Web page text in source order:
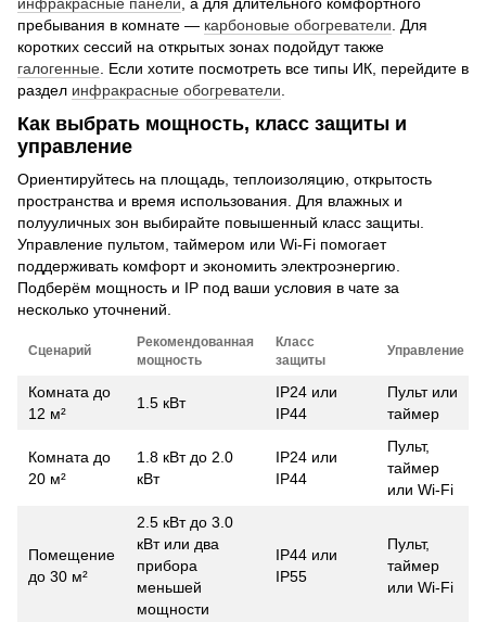
пребывания в комнате — карбоновые обогреватели . Для
коротких сессий на открытых зонах подойдут также
галогенные . Если хотите посмотреть все типы ИК, перейдите в
раздел инфракрасные обогреватели
Как выбрать мощность, класс защиты и
управление
Ориентируйтесь на площадь, теплоизоляцию, открытость
пространства и время использования. Для влажных и
полууличных зон выбирайте повышенный класс защиты.
Управление пультом, таймером или Wi-Fi помогает
поддерживать комфорт и экономить электроэнергию.
Подберём мощность и IP под ваши условия в чате за
несколько уточнений.
Сценарий
Рекомендованная
мощность
Класс
защиты
Управление
Комната до
12 м²
1.5 кВт
IP24 или
IP44
Пульт или
таймер
Комната до
20 м²
1.8 кВт до 2.0
кВт
IP24 или
IP44
Пульт,
таймер
или Wi-Fi
Помещение
до 30 м²
2.5 кВт до 3.0
кВт или два
прибора
меньшей
мощности
IP44 или
IP55
Пульт,
таймер
или Wi-Fi